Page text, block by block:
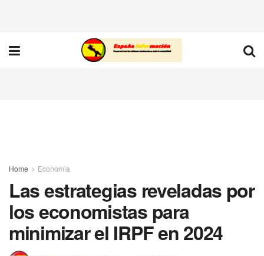
Home Economia
Las estrategias reveladas por
los economistas para
minimizar el IRPF en 2024